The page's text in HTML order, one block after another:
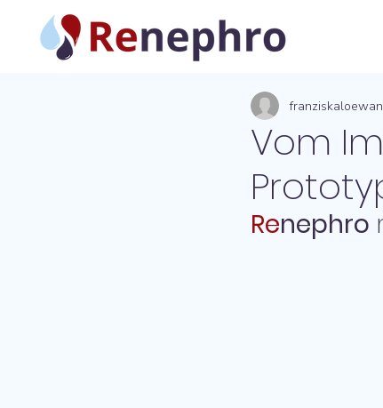
Vom
Renephro